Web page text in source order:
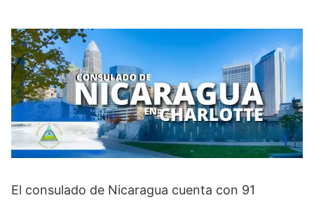
El consulado de Nicaragua cuenta con 91